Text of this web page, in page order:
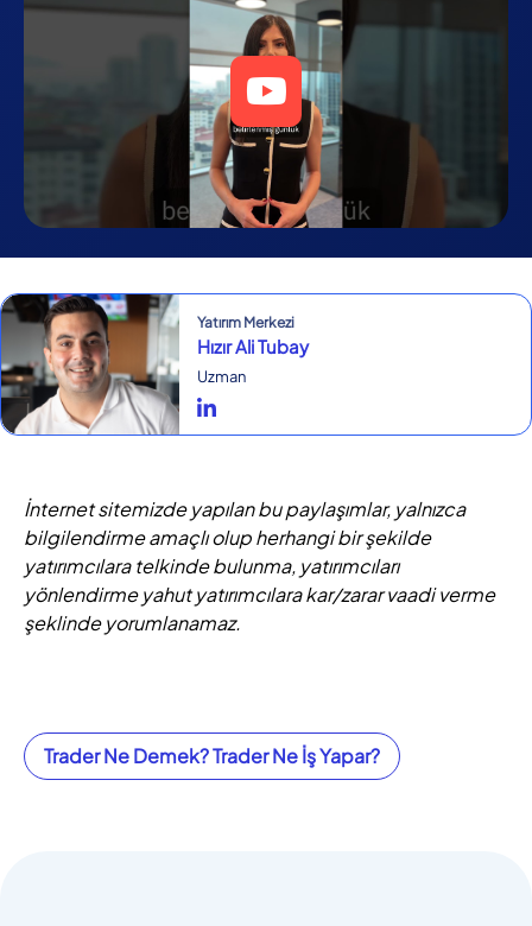
Yatırım Merkezi
Hızır Ali Tubay
Uzman
İnternet sitemizde yapılan bu paylaşımlar, yalnızca
bilgilendirme amaçlı olup herhangi bir şekilde
yatırımcılara telkinde bulunma, yatırımcıları
yönlendirme yahut yatırımcılara kar/zarar vaadi verme
şeklinde yorumlanamaz.
Trader Ne Demek? Trader Ne İş Yapar?